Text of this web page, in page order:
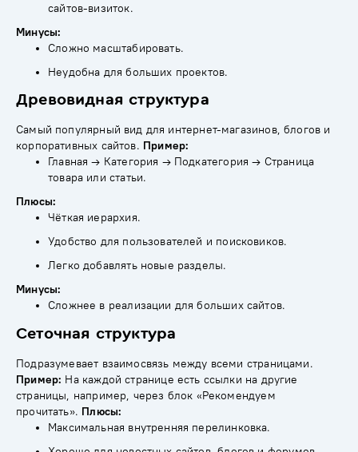
сайтов-визиток.
Минусы:
Сложно масштабировать.
Неудобна для больших проектов.
Древовидная структура
Самый популярный вид для интернет-магазинов, блогов и
корпоративных сайтов. Пример:
Главная → Категория → Подкатегория → Страница
товара или статьи.
Плюсы:
Чёткая иерархия.
Удобство для пользователей и поисковиков.
Легко добавлять новые разделы.
Минусы:
Сложнее в реализации для больших сайтов.
Сеточная структура
Подразумевает взаимосвязь между всеми страницами.
Пример: На каждой странице есть ссылки на другие
страницы, например, через блок «Рекомендуем
прочитать». Плюсы:
Максимальная внутренняя перелинковка.